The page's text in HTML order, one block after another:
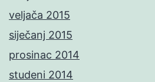
veljača 2015
siječanj 2015
prosinac 2014
studeni 2014